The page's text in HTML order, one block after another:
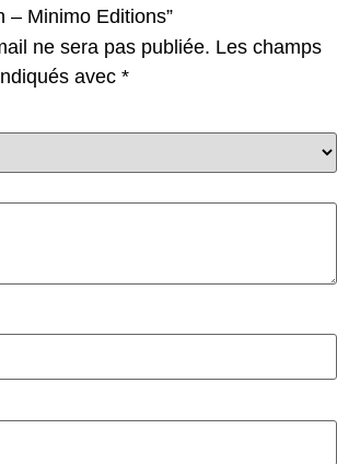
– Minimo Editions”
ne sera pas publiée. Les champs
avec *